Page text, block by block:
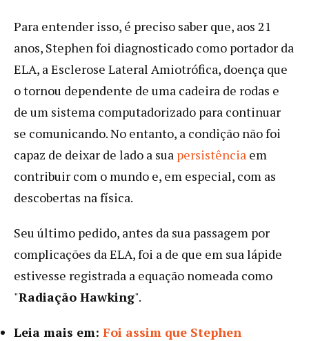
Para entender isso, é preciso saber que, aos 21
anos, Stephen foi diagnosticado como portador da
ELA, a Esclerose Lateral Amiotrófica, doença que
o tornou dependente de uma cadeira de rodas e
de um sistema computadorizado para continuar
se comunicando. No entanto, a condição não foi
capaz de deixar de lado a sua persistência em
contribuir com o mundo e, em especial, com as
descobertas na física.
Seu último pedido, antes da sua passagem por
complicações da ELA, foi a de que em sua lápide
estivesse registrada a equação nomeada como
"Radiação Hawking".
Leia mais em: Foi assim que Stephen